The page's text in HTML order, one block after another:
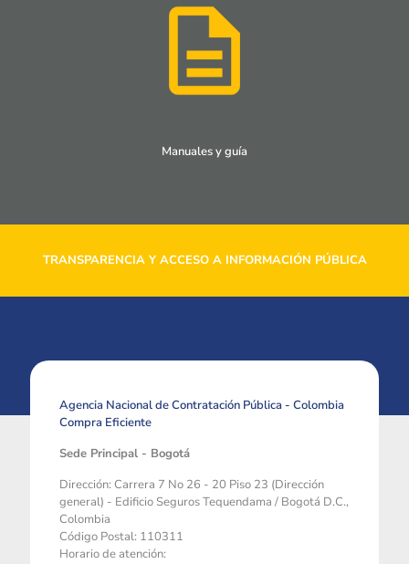
Manuales y guía
TRANSPARENCIA Y ACCESO A INFORMACIÓN PÚBLICA
Agencia Nacional de Contratación Pública - Colombia
Compra Eficiente
Sede Principal - Bogotá
Dirección: Carrera 7 No 26 - 20 Piso 23 (Dirección
general) - Edificio Seguros Tequendama / Bogotá D.C.,
Colombia
Código Postal: 110311
Horario de atención: